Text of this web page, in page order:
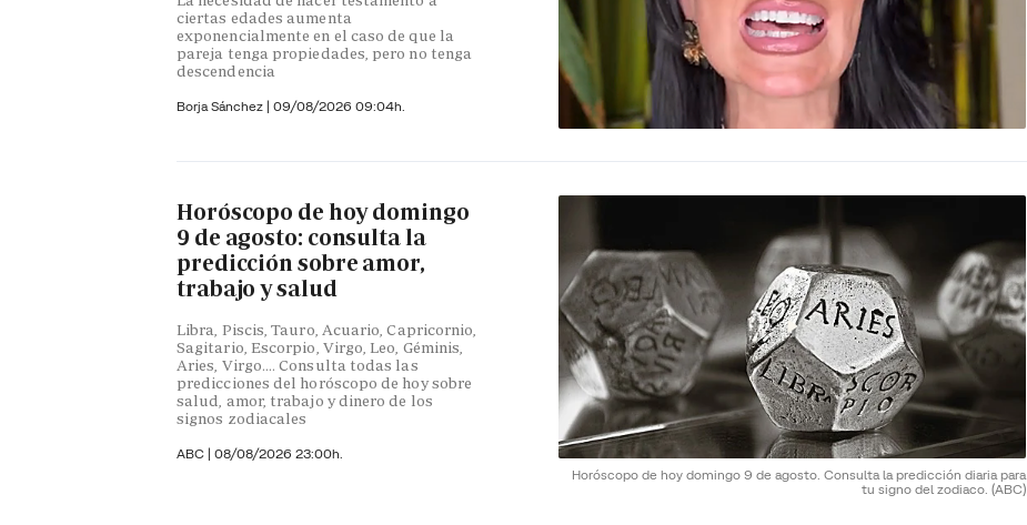
ciertas edades aumenta
exponencialmente en el caso de que la
pareja tenga propiedades, pero no tenga
descendencia
Borja Sánchez | 09/08/2026 09:04h.
Horóscopo de hoy domingo 9 de agosto. Consulta la predicción diaria para
tu signo del zodiaco. (ABC)
Horóscopo de hoy domingo
9 de agosto: consulta la
predicción sobre amor,
trabajo y salud
Libra, Piscis, Tauro, Acuario, Capricornio,
Sagitario, Escorpio, Virgo, Leo, Géminis,
Aries, Virgo…. Consulta todas las
predicciones del horóscopo de hoy sobre
salud, amor, trabajo y dinero de los
signos zodiacales
ABC | 08/08/2026 23:00h.